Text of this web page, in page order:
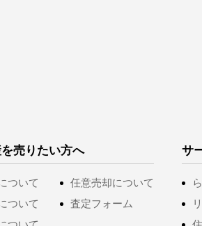
売りたい方へ
ついて
ついて
任意売却について
査定フォーム
サ